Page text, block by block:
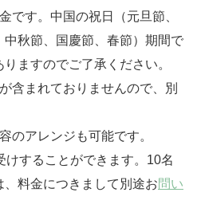
です。中国の祝日（元旦節、
秋節、国慶節、春節）期間で
ますのでご了承ください。
含まれておりませんので、別
のアレンジも可能です。
することができます。10名
料金につきまして別途お問い